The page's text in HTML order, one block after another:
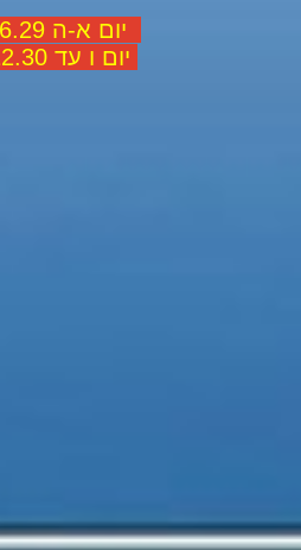
יום א-ה 8.30-16.29
יום ו עד 8.30-12.30